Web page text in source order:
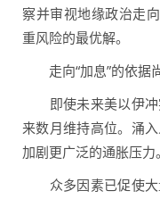
察并审视地缘政治走
重风险的最优解。
走向“加息”的依据
即使未来美以伊冲
来数月维持高位。涌
加剧更广泛的通胀压力。
众多因素已促使大